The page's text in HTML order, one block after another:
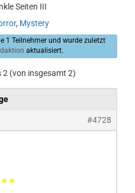
Seiten III
, Mystery
1 Teilnehmer und wurde zuletzt
aktualisiert.
2 (von insgesamt 2)
#4728